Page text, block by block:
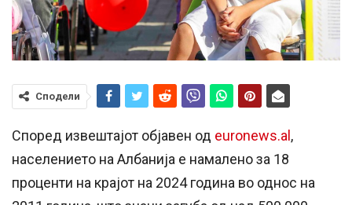
Сподели
Според извештајот објавен од euronews.al,
населението на Албанија е намалено за 18
проценти на крајот на 2024 година во однос на